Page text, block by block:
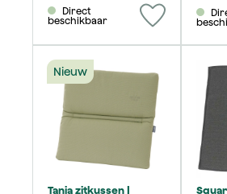
beschikbaar
Nieuw
Tania zitkussen |